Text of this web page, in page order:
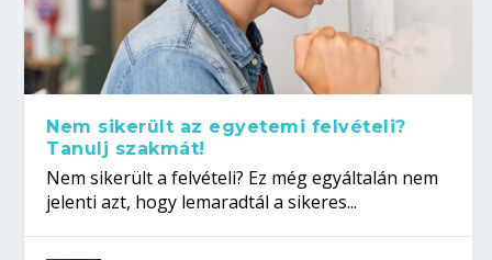
Nem sikerült az egyetemi felvételi?
Tanulj szakmát!
Nem sikerült a felvételi? Ez még egyáltalán nem
jelenti azt, hogy lemaradtál a sikeres...